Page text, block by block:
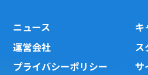
ニュース
キ
運営会社
ス
プライバシーポリシー
サ